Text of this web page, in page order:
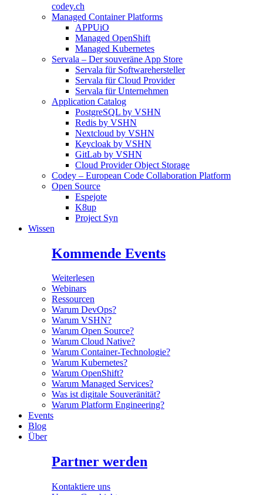
codey.ch
Managed Container Platforms
APPUiO
Managed OpenShift
Managed Kubernetes
Servala – Der souveräne App Store
Servala für Softwarehersteller
Servala für Cloud Provider
Servala für Unternehmen
Application Catalog
PostgreSQL by VSHN
Redis by VSHN
Nextcloud by VSHN
Keycloak by VSHN
GitLab by VSHN
Cloud Provider Object Storage
Codey – European Code Collaboration Platform
Open Source
Espejote
K8up
Project Syn
Wissen
Kommende Events
Weiterlesen
Webinars
Ressourcen
Warum DevOps?
Warum VSHN?
Warum Open Source?
Warum Cloud Native?
Warum Container-Technologie?
Warum Kubernetes?
Warum OpenShift?
Warum Managed Services?
Was ist digitale Souveränität?
Warum Platform Engineering?
Events
Blog
Über
Partner werden
Kontaktiere uns